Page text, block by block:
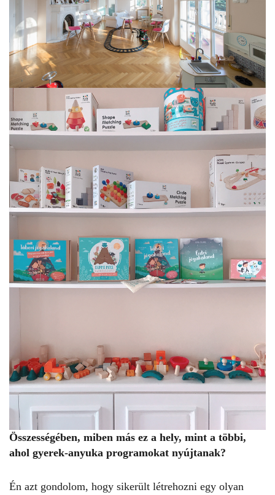
Összességében, miben más ez a hely, mint a többi,
ahol gyerek-anyuka programokat nyújtanak?
Én azt gondolom, hogy sikerült létrehozni egy olyan